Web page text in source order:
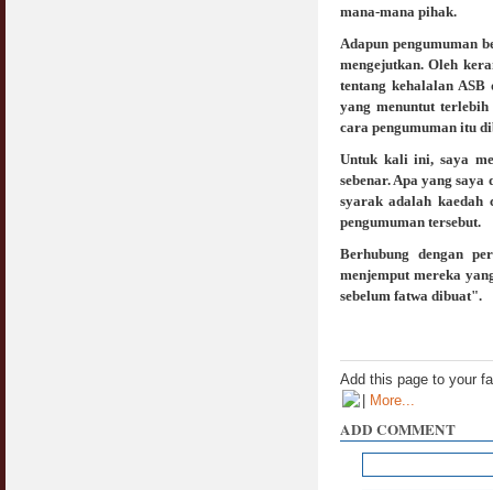
mana-mana pihak.
Adapun pengumuman
mengejutkan. Oleh
tentang kehalalan ASB
yang menuntut
cara pengumuman itu
Untuk kali ini, saya
sebenar. Apa yang
syarak adalah kaedah
pengumuman tersebut.
Berhubung dengan
menjemput mereka
sebelum fatwa dibuat".
Add this page to your
More...
ADD COMMENT